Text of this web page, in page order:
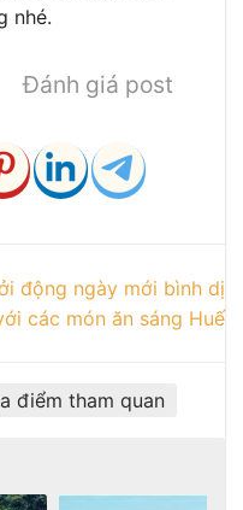
nhé.
Đánh giá post
động ngày mới bình dị
các món ăn sáng Huế
điểm tham quan